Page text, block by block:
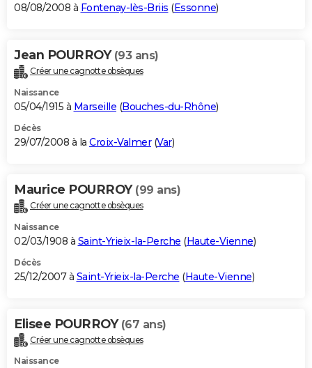
08/08/2008 à Fontenay-lès-Briis (Essonne)
Jean POURROY (93 ans)
Créer une cagnotte obsèques
Naissance
05/04/1915 à Marseille (Bouches-du-Rhône)
Décès
29/07/2008 à la Croix-Valmer(Var)
Maurice POURROY (99 ans)
Créer une cagnotte obsèques
Naissance
02/03/1908 à Saint-Yrieix-la-Perche (Haute-Vienne)
Décès
25/12/2007 à Saint-Yrieix-la-Perche (Haute-Vienne)
Elisee POURROY (67 ans)
Créer une cagnotte obsèques
Naissance